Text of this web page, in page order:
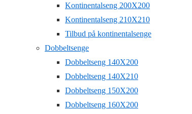
Kontinentalseng 200X200
Kontinentalseng 210X210
Tilbud på kontinentalsenge
Dobbeltsenge
Dobbeltseng 140X200
Dobbeltseng 140X210
Dobbeltseng 150X200
Dobbeltseng 160X200